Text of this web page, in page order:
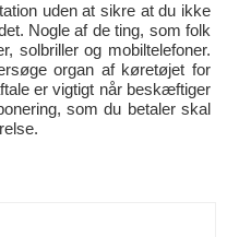
uden at sikre at du ikke
Nogle af de ting, som folk
solbriller og mobiltelefoner.
organ af køretøjet for
er vigtigt når beskæftiger
som du betaler skal